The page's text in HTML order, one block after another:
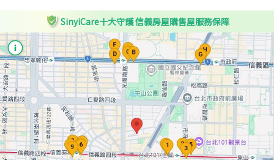
SinyiCare十大守護 信義房屋購售屋服務保障